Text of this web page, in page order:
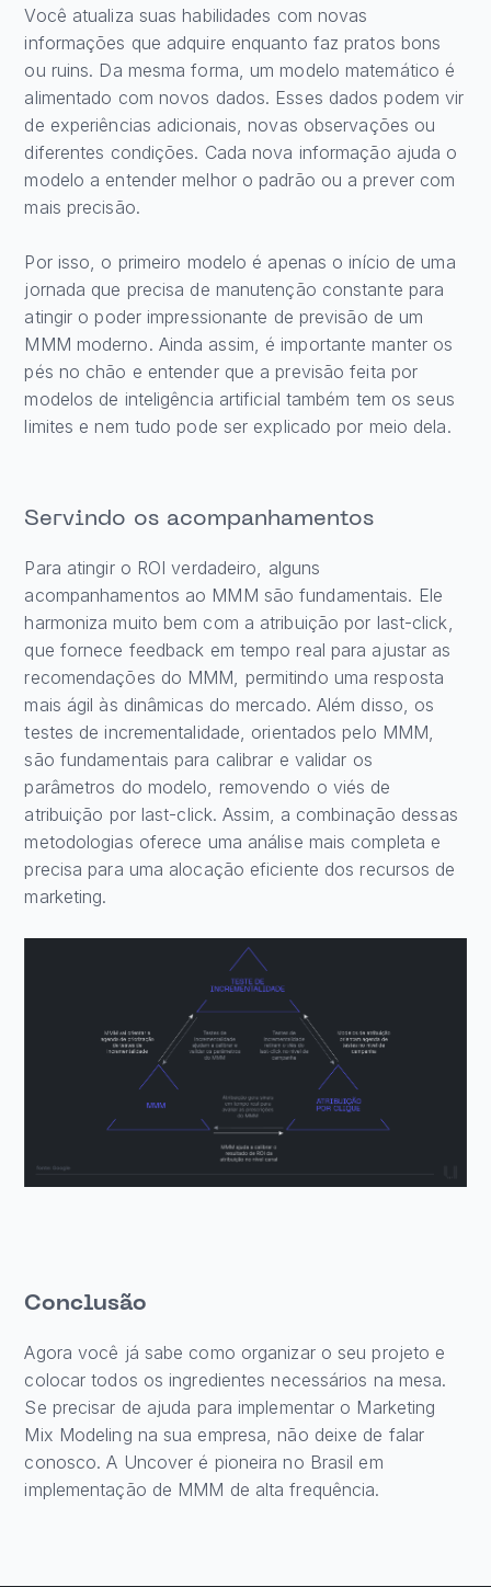
Você atualiza suas habilidades com novas
informações que adquire enquanto faz pratos bons
ou ruins. Da mesma forma, um modelo matemático é
alimentado com novos dados. Esses dados podem vir
de experiências adicionais, novas observações ou
diferentes condições. Cada nova informação ajuda o
modelo a entender melhor o padrão ou a prever com
mais precisão.
Por isso, o primeiro modelo é apenas o início de uma
jornada que precisa de manutenção constante para
atingir o poder impressionante de previsão de um
MMM moderno. Ainda assim, é importante manter os
pés no chão e entender que a previsão feita por
modelos de inteligência artificial também tem os seus
limites e nem tudo pode ser explicado por meio dela.
Servindo os acompanhamentos
Para atingir o ROI verdadeiro, alguns
acompanhamentos ao MMM são fundamentais. Ele
harmoniza muito bem com a atribuição por last-click,
que fornece feedback em tempo real para ajustar as
recomendações do MMM, permitindo uma resposta
mais ágil às dinâmicas do mercado. Além disso, os
testes de incrementalidade, orientados pelo MMM,
são fundamentais para calibrar e validar os
parâmetros do modelo, removendo o viés de
atribuição por last-click. Assim, a combinação dessas
metodologias oferece uma análise mais completa e
precisa para uma alocação eficiente dos recursos de
marketing.
Conclusão
Agora você já sabe como organizar o seu projeto e
colocar todos os ingredientes necessários na mesa.
Se precisar de ajuda para implementar o Marketing
Mix Modeling na sua empresa, não deixe de falar
conosco. A Uncover é pioneira no Brasil em
implementação de MMM de alta frequência.